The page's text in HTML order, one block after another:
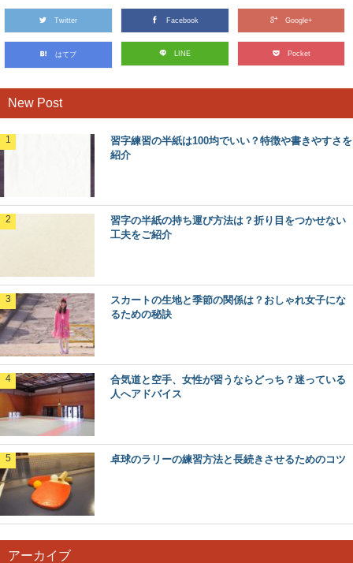
Twitter Facebook Google+
はてブ LINE Pocket
New Post
習字練習の半紙は100均でいい？特徴や書きやすさを
紹介
習字の半紙の持ち運び方法は？折り目をつかせない
工夫をご紹介
スカートの生地と季節の関係は？おしゃれ女子にな
るための秘訣
合気道と空手、女性が習うならどっち？迷っている
人へアドバイス
卓球のラリーの練習方法と長続きさせるためのコツ
アーカイブ